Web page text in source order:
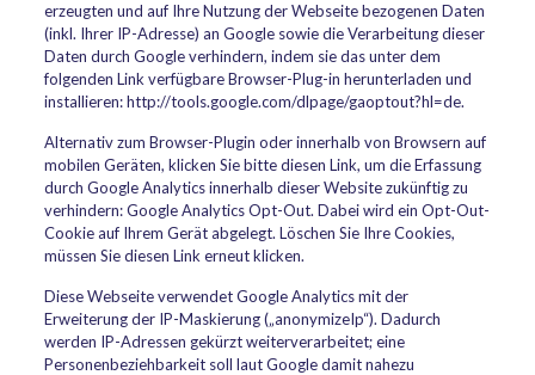
erzeugten und auf Ihre Nutzung der Webseite bezogenen Daten
(inkl. Ihrer IP-Adresse) an Google sowie die Verarbeitung dieser
Daten durch Google verhindern, indem sie das unter dem
folgenden Link verfügbare Browser-Plug-in herunterladen und
installieren: http://tools.google.com/dlpage/gaoptout?hl=de.
Alternativ zum Browser-Plugin oder innerhalb von Browsern auf
mobilen Geräten, klicken Sie bitte diesen Link, um die Erfassung
durch Google Analytics innerhalb dieser Website zukünftig zu
verhindern: Google Analytics Opt-Out. Dabei wird ein Opt-Out-
Cookie auf Ihrem Gerät abgelegt. Löschen Sie Ihre Cookies,
müssen Sie diesen Link erneut klicken.
Diese Webseite verwendet Google Analytics mit der
Erweiterung der IP-Maskierung („anonymizeIp“). Dadurch
werden IP-Adressen gekürzt weiterverarbeitet; eine
Personenbeziehbarkeit soll laut Google damit nahezu